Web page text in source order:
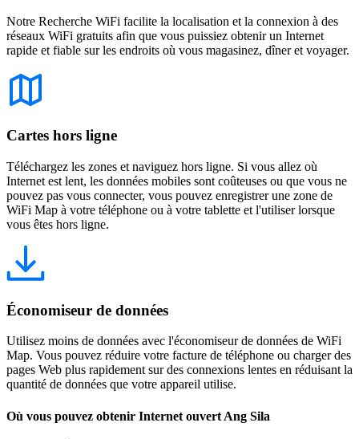
Notre Recherche WiFi facilite la localisation et la connexion à des
réseaux WiFi gratuits afin que vous puissiez obtenir un Internet
rapide et fiable sur les endroits où vous magasinez, dîner et voyager.
Cartes hors ligne
Téléchargez les zones et naviguez hors ligne. Si vous allez où
Internet est lent, les données mobiles sont coûteuses ou que vous ne
pouvez pas vous connecter, vous pouvez enregistrer une zone de
WiFi Map à votre téléphone ou à votre tablette et l'utiliser lorsque
vous êtes hors ligne.
Économiseur de données
Utilisez moins de données avec l'économiseur de données de WiFi
Map. Vous pouvez réduire votre facture de téléphone ou charger des
pages Web plus rapidement sur des connexions lentes en réduisant la
quantité de données que votre appareil utilise.
Où vous pouvez obtenir Internet ouvert Ang Sila